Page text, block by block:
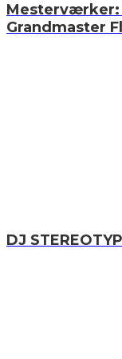
Mesterværker:
Grandmaster
DJ